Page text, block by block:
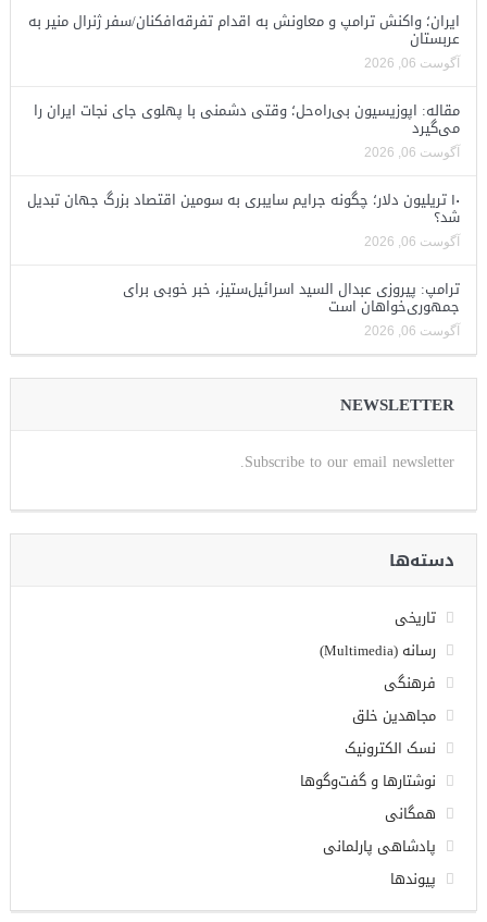
ایران؛ واکنش ترامپ و معاونش به اقدام تفرقه‌افکنان/سفر ژنرال منیر به
عربستان
آگوست 06, 2026
مقاله: اپوزیسیون بی‌راه‌حل؛ وقتی دشمنی با پهلوی جای نجات ایران را
می‌گیرد
آگوست 06, 2026
۱۰ تریلیون دلار؛ چگونه جرایم سایبری به سومین اقتصاد بزرگ جهان تبدیل
شد؟
آگوست 06, 2026
ترامپ: پیروزی عبدال السید اسرائیل‌ستیز، خبر خوبی برای
جمهوری‌خواهان است
آگوست 06, 2026
NEWSLETTER
Subscribe to our email newsletter.
دسته‌ها
تاریخی
رسانه (Multimedia)
فرهنگی
مجاهدین خلق
نسک الکترونیک
نوشتارها و گفت‌وگوها
همگانی
پادشاهی پارلمانی
پیوندها